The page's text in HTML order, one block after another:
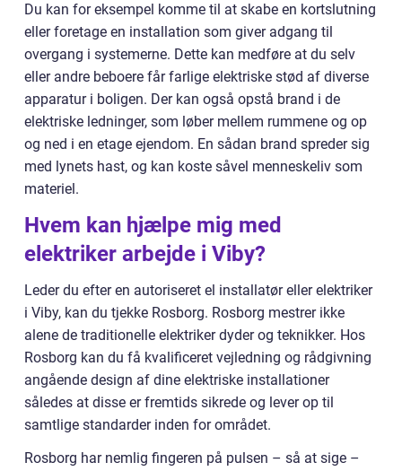
Du kan for eksempel komme til at skabe en kortslutning
eller foretage en installation som giver adgang til
overgang i systemerne. Dette kan medføre at du selv
eller andre beboere får farlige elektriske stød af diverse
apparatur i boligen. Der kan også opstå brand i de
elektriske ledninger, som løber mellem rummene og op
og ned i en etage ejendom. En sådan brand spreder sig
med lynets hast, og kan koste såvel menneskeliv som
materiel.
Hvem kan hjælpe mig med
elektriker arbejde i Viby?
Leder du efter en autoriseret el installatør eller elektriker
i Viby, kan du tjekke Rosborg. Rosborg mestrer ikke
alene de traditionelle elektriker dyder og teknikker. Hos
Rosborg kan du få kvalificeret vejledning og rådgivning
angående design af dine elektriske installationer
således at disse er fremtids sikrede og lever op til
samtlige standarder inden for området.
Rosborg har nemlig fingeren på pulsen – så at sige –